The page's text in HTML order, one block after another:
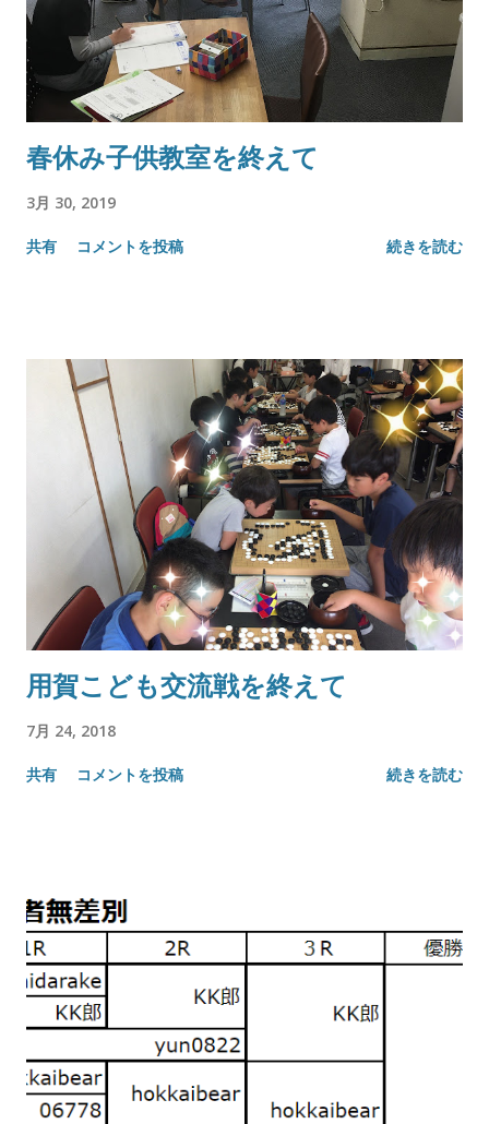
春休み子供教室を終えて
3月 30, 2019
共有 コメントを投稿 続きを読む
用賀こども交流戦を終えて
7月 24, 2018
共有 コメントを投稿 続きを読む